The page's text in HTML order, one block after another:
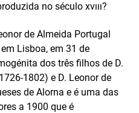
no século xvııı?
de Almeida Portugal
Lisboa, em 31 de
dos três filhos de D.
1802) e D. Leonor de
de Alorna e é uma das
a 1900 que é